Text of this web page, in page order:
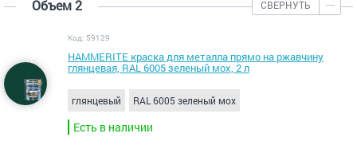
Объем 2 СВЕРНУТЬ
Код: 59129
HAMMERITE краска для металла прямо на ржавчину
глянцевая, RAL 6005 зеленый мох, 2 л
глянцевый RAL 6005 зеленый мох
Есть в наличии